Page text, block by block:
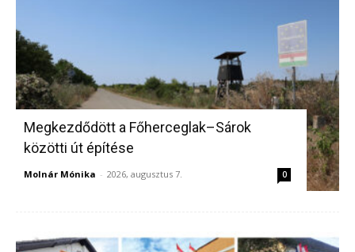
Megkezdődött a Főherceglak–Sárok
közötti út építése
Molnár Mónika - 2026, augusztus 7. 0